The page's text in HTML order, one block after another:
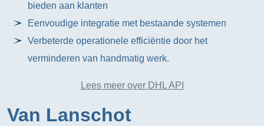
bieden aan klanten
Eenvoudige integratie met bestaande systemen
Verbeterde operationele efficiëntie door het
verminderen van handmatig werk.
Lees meer over DHL API
Van Lanschot